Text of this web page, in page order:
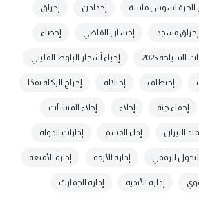
الحرة لسوس ماسة إحدادن إحراق
إحراق مسجد إحسان القاضي إحصاء
السياحة 2025 إحياء أشجار البلوط الفليني
إختطاف إختلالة إخراج الزكاة نقدًا
إخفاء جثة إخلاء إخلاء المنشآت
النيران إداء القسم إدارات الدولة
الرقمي إدارة الأزمة إدارة الأمتعة
إدارة الأندية إدارة الجمارك